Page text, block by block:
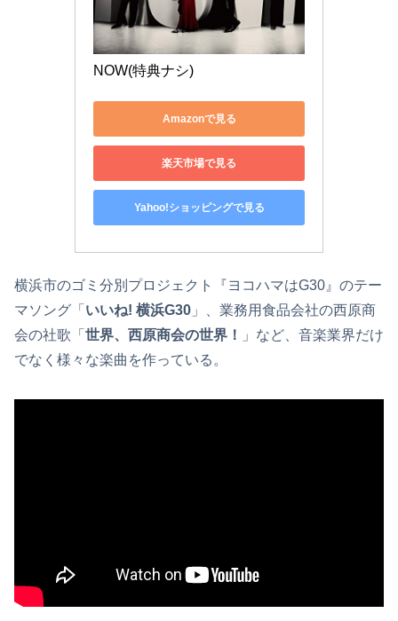
NOW(特典ナシ)
Amazonで見る
楽天市場で見る
Yahoo!ショッピングで見る
横浜市のゴミ分別プロジェクト『ヨコハマはG30』のテー
マソング「 いいね! 横浜G30 」、業務用食品会社の西原商
会の社歌「 世界、西原商会の世界！
」など、音楽業界だけ
でなく様々な楽曲を作っている。